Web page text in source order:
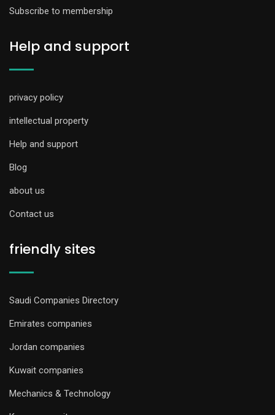
Subscribe to membership
Help and support
privacy policy
intellectual property
Help and support
Blog
about us
Contact us
friendly sites
Saudi Companies Directory
Emirates companies
Jordan companies
Kuwait companies
Mechanics & Technology